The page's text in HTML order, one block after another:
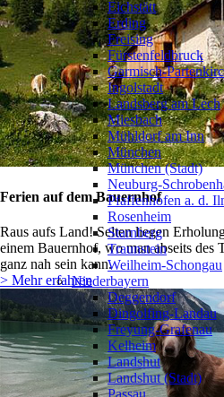
Ferien auf dem Bauernhof
Raus aufs Land! Selten liegen
einem Bauernhof, wo man abseits des
ganz nah sein kann.
> Mehr erfahren
Eichstätt
Erding
Freising
Fürstenfeldbruck
Garmisch-
Ingolstadt
Landsberg am Lech
Miesbach
Mühldorf am Inn
München
München (Stadt)
Neuburg-
Pfaffenhofen a. d.
Rosenheim
Starnberg
Traunstein
Weilheim-Schongau
Niederbayern
Deggendorf
Dingolfing-Landau
Freyung-Grafenau
Kelheim
Landshut
Landshut (Stadt)
Passau